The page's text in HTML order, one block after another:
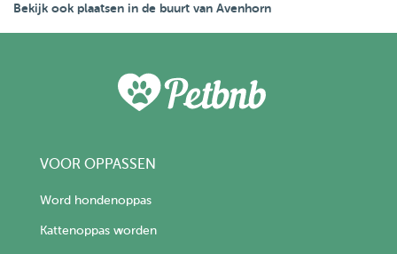
Bekijk ook plaatsen in de buurt van Avenhorn
VOOR OPPASSEN
Word hondenoppas
Kattenoppas worden